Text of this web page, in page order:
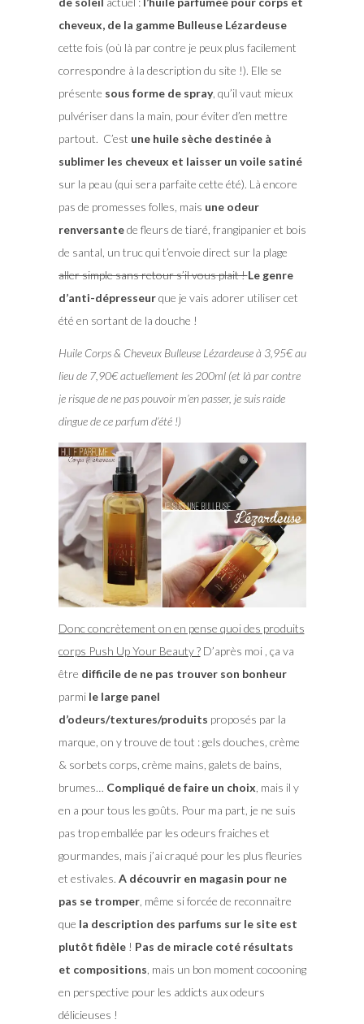
cheveux, de la gamme Bulleuse Lézardeuse
cette fois (où là par contre je peux plus facilement
correspondre à la description du site !). Elle se
présente sous forme de spray, qu’il vaut mieux
pulvériser dans la main, pour éviter d’en mettre
partout. C’est une huile sèche destinée à
sublimer les cheveux et laisser un voile satiné
sur la peau (qui sera parfaite cette été). Là encore
pas de promesses folles, mais une odeur
renversantede fleurs de tiaré, frangipanier et bois
de santal, un truc qui t’envoie direct sur la plage
aller simple sans retour s’il vous plait !Le genre
d’anti-dépresseurque je vais adorer utiliser cet
été en sortant de la douche !
Huile Corps & Cheveux Bulleuse Lézardeuse à 3,95€ au
lieu de 7,90€ actuellement les 200ml (et là par contre
je risque de ne pas pouvoir m’en passer, je suis raide
dingue de ce parfum d’été !)
Donc concrètement on en pense quoi des produits
corps Push Up Your Beauty ?D’après moi , ça va
être difficile de ne pas trouver son bonheur
parmi le large panel
d’odeurs/textures/produits proposés par la
marque, on y trouve de tout : gels douches, crème
& sorbets corps, crème mains, galets de bains,
brumes… Compliqué de faire un choix , mais il y
en a pour tous les goûts. Pour ma part, je ne suis
pas trop emballée par les odeurs fraiches et
gourmandes, mais j’ai craqué pour les plus fleuries
et estivales. A découvrir en magasin pour ne
pas se tromper, même si forcée de reconnaitre
que la description des parfums sur le site est
plutôt fidèle! Pas de miracle coté résultats
et compositions , mais un bon moment cocooning
en perspective pour les addicts aux odeurs
délicieuses !